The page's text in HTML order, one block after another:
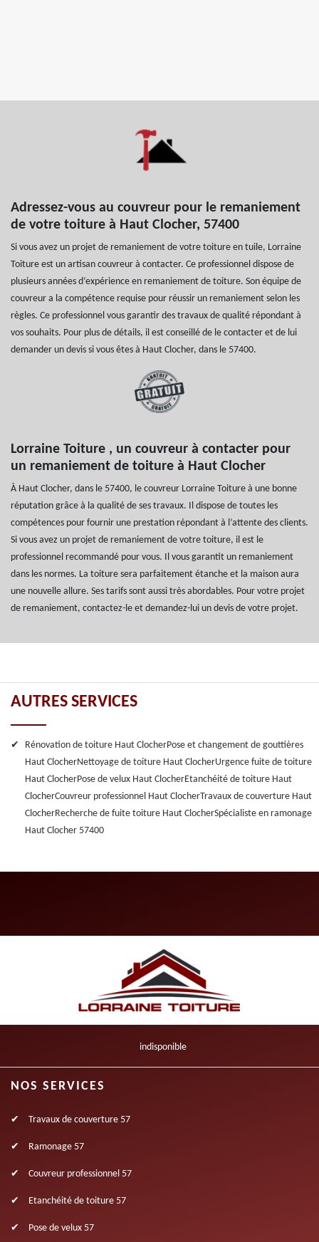
Adressez-vous au couvreur pour le remaniement
de votre toiture à Haut Clocher, 57400
Si vous avez un projet de remaniement de votre toiture en tuile, Lorraine
Toiture est un artisan couvreur à contacter. Ce professionnel dispose de
plusieurs années d’expérience en remaniement de toiture. Son équipe de
couvreur a la compétence requise pour réussir un remaniement selon les
règles. Ce professionnel vous garantir des travaux de qualité répondant à
vos souhaits. Pour plus de détails, il est conseillé de le contacter et de lui
demander un devis si vous êtes à Haut Clocher, dans le 57400.
Lorraine Toiture , un couvreur à contacter pour
un remaniement de toiture à Haut Clocher
À Haut Clocher, dans le 57400, le couvreur Lorraine Toiture à une bonne
réputation grâce à la qualité de ses travaux. Il dispose de toutes les
compétences pour fournir une prestation répondant à l’attente des clients.
Si vous avez un projet de remaniement de votre toiture, il est le
professionnel recommandé pour vous. Il vous garantit un remaniement
dans les normes. La toiture sera parfaitement étanche et la maison aura
une nouvelle allure. Ses tarifs sont aussi très abordables. Pour votre projet
de remaniement, contactez-le et demandez-lui un devis de votre projet.
AUTRES SERVICES
Rénovation de toiture Haut ClocherPose et changement de gouttières
Haut ClocherNettoyage de toiture Haut ClocherUrgence fuite de toiture
Haut ClocherPose de velux Haut ClocherEtanchéité de toiture Haut
ClocherCouvreur professionnel Haut ClocherTravaux de couverture Haut
ClocherRecherche de fuite toiture Haut ClocherSpécialiste en ramonage
Haut Clocher 57400
indisponible
NOS SERVICES
Travaux de couverture 57
Ramonage 57
Couvreur professionnel 57
Etanchéité de toiture 57
Pose de velux 57